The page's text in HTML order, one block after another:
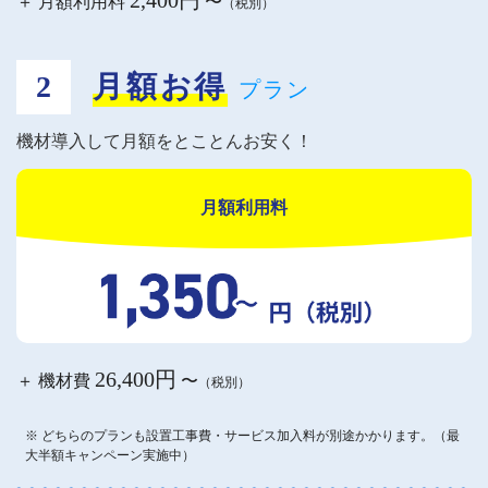
（税別）
月額お得 プラン
機材導入して月額をとことんお安く！
月額利用料
＋ 機材費 26,400円 〜 （税別）
※ どちらのプランも設置工事費・サービス加入料が別途かかります。（最
大半額キャンペーン実施中）